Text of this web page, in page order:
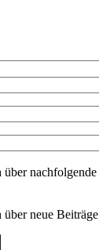
neue